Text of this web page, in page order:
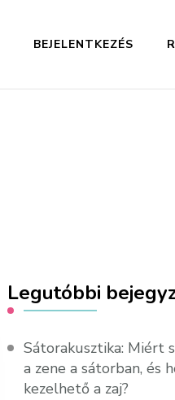
BEJELENTKEZÉS
Legutóbbi
Sátorakusztika: Miért
a zene a sátorban, és
kezelhető a zaj?